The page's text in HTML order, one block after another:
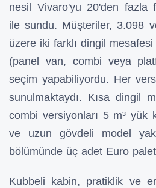
nesil Vivaro'yu 20'den fazla
ile sundu. Müşteriler, 3.098
üzere iki farklı dingil
(panel van, combi veya
seçim yapabiliyordu. Her
sunulmaktaydı. Kısa dingil
combi versiyonları 5 m³ yük
ve uzun gövdeli model
bölümünde üç adet Euro
Kubbeli kabin, pratiklik ve